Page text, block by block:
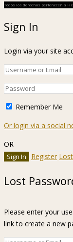
Todos los derechos pertenecen a
Sign In
Login via your site
Remember Me
Or login via a social
OR
Register
Lost
Please enter your
link to create a new